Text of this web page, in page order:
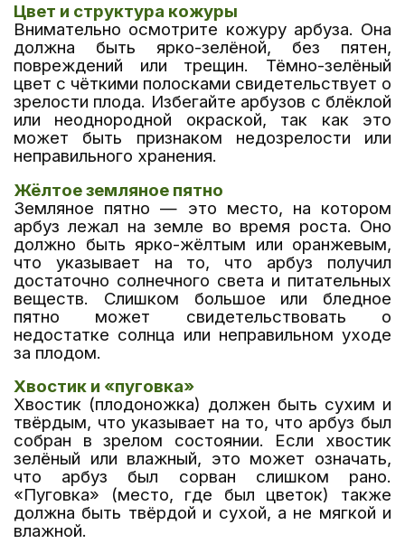
Цвет и структура кожуры
Внимательно осмотрите кожуру арбуза. Она
должна быть ярко-зелёной, без пятен,
повреждений или трещин. Тёмно-зелёный
цвет с чёткими полосками свидетельствует о
зрелости плода. Избегайте арбузов с блёклой
или неоднородной окраской, так как это
может быть признаком недозрелости или
неправильного хранения.
Жёлтое земляное пятно
Земляное пятно — это место, на котором
арбуз лежал на земле во время роста. Оно
должно быть ярко-жёлтым или оранжевым,
что указывает на то, что арбуз получил
достаточно солнечного света и питательных
веществ. Слишком большое или бледное
пятно может свидетельствовать о
недостатке солнца или неправильном уходе
за плодом.
Хвостик и «пуговка»
Хвостик (плодоножка) должен быть сухим и
твёрдым, что указывает на то, что арбуз был
собран в зрелом состоянии. Если хвостик
зелёный или влажный, это может означать,
что арбуз был сорван слишком рано.
«Пуговка» (место, где был цветок) также
должна быть твёрдой и сухой, а не мягкой и
влажной.